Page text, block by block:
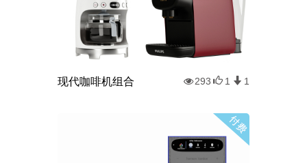
现代咖啡机组合 293 1 1